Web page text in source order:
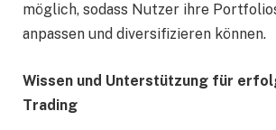
möglich, sodass Nutzer ihre
anpassen und diversifizieren können.
Wissen und Unterstützung für
Trading